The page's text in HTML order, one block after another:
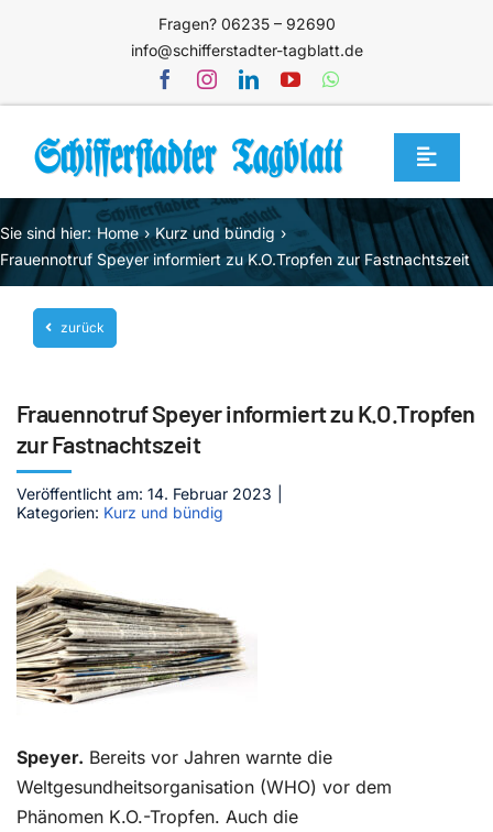
Fragen? 06235 – 92690
info@schifferstadter-tagblatt.de
Toggle
Home
Themen
Blog
Unternehmen
Mediathek
Jetzt abonnieren
Sie sind hier: Home
Kurz und bündig
Frauennotruf Speyer informiert zu K.O.Tropfen zur Fastnachtszeit
zurück
Frauennotruf Speyer informiert zu K.O.Tropfen
zur Fastnachtszeit
Veröffentlicht am: 14. Februar 2023
Kategorien: Kurz und bündig
Speyer. Bereits vor Jahren warnte die
Weltgesundheitsorganisation (WHO) vor dem
Phänomen K.O.-Tropfen. Auch die